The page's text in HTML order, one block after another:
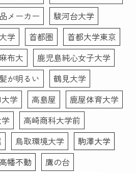
の
う
で
は
い
て
り
見つつ修整していくので、不安な
とは思いません。しかし今回キチ
た事が、思いのほか自分を客観的
りました。そういった副次的なこ
真」はオススメできると思いま
した。
メーカー
駿河台大学
学 首都圏
首都大学東京
布大
鹿児島純心女子大学
髪が明るい
鶴見大学
学 高島屋
鹿屋体育大学
高崎商科大学前
鳥取環境大学
駒澤大学
高幡不動
鷹の台